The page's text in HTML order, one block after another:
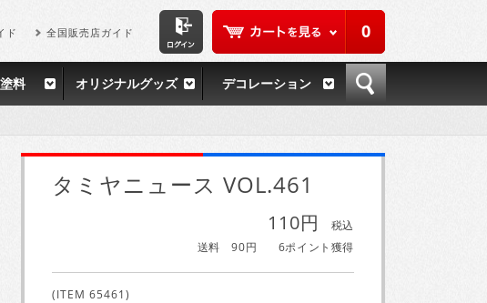
0
ド 全国販売店ガイド
料 オリジナルグッズ デコレーション
タミヤニュース VOL.461
110円
税込
送料 90円
6ポイント獲得
(ITEM 65461)